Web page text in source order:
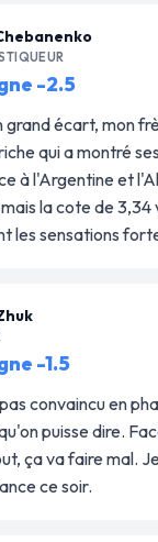
-2.5
grand écart, mon
qui a montré
à l'Argentine et
la cote de 3,34
les sensations
-1.5
convaincu en
puisse dire.
ça va faire mal.
ce soir.